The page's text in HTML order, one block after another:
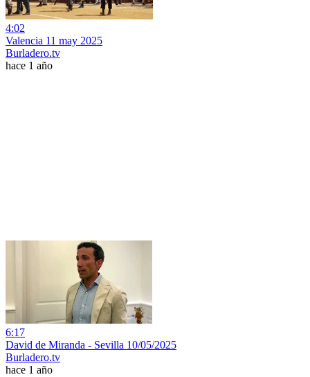
4:02
Valencia 11 may 2025
Burladero.tv
hace 1 año
6:17
David de Miranda - Sevilla 10/05/2025
Burladero.tv
hace 1 año